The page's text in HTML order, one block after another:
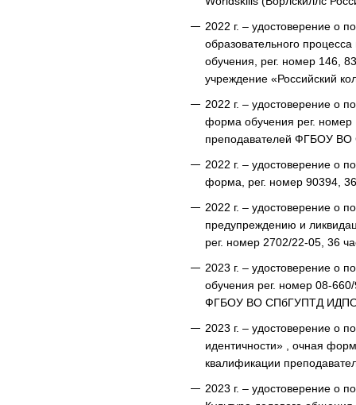
2022 г. – удостоверение о
образовательного
обучения, рег. номер 146,
учреждение «Российский
2022 г. – удостоверение о
форма обучения рег. номер
преподавателей ФГБОУ
2022 г. – удостоверение о
форма, рег. номер 90394,
2022 г. – удостоверение о
предупреждению и
рег. номер 2702/22-05, 36
2023 г. – удостоверение о
обучения рег. номер 08-
ФГБОУ ВО СПбГУПТД
2023 г. – удостоверение о
идентичности» , очная
квалификации
2023 г. – удостоверение о